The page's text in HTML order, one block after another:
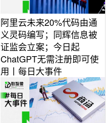
阿里云未来20%代码由通
义灵码编写；同辉信息被
证监会立案；今日起
ChatGPT无需注册即可使
用丨每日大事件